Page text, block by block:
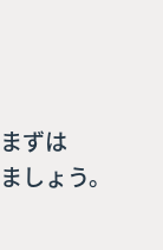
ずは
しょう。